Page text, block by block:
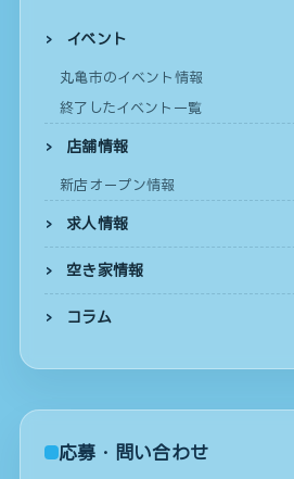
イベント
丸亀市のイベント情報
終了したイベント一覧
店舗情報
新店オープン情報
求人情報
空き家情報
コラム
応募・問い合わせ